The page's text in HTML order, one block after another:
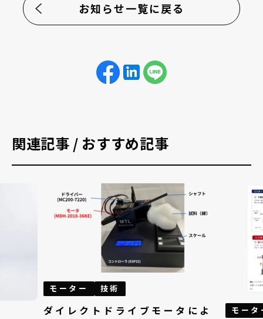
お知らせ一覧に戻る
関連記事 / おすすめ記事
モーター 技術
ダイレクトドライブモータによ
モータ